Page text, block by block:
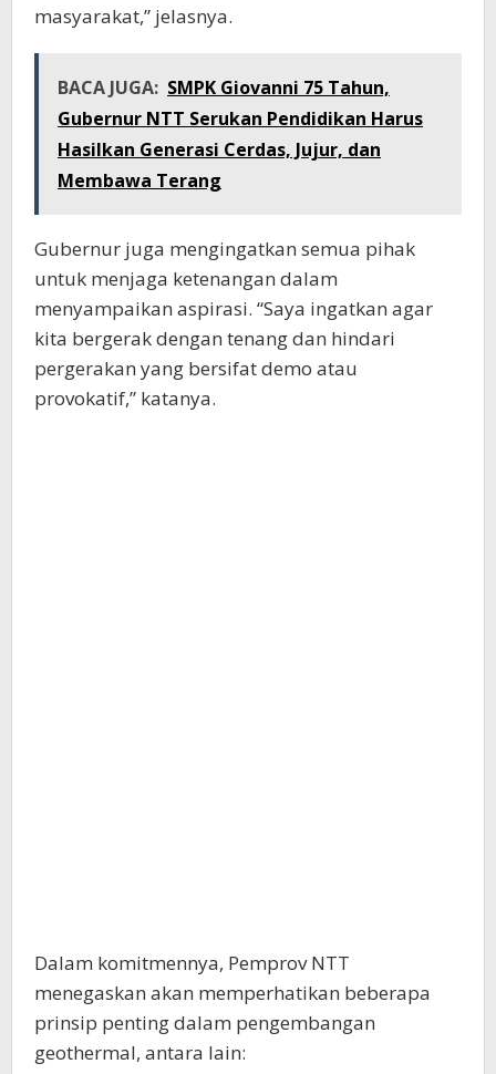
masyarakat,” jelasnya.
BACA JUGA: SMPK Giovanni 75 Tahun,
Gubernur NTT Serukan Pendidikan Harus
Hasilkan Generasi Cerdas, Jujur, dan
Membawa Terang
Gubernur juga mengingatkan semua pihak
untuk menjaga ketenangan dalam
menyampaikan aspirasi. “Saya ingatkan agar
kita bergerak dengan tenang dan hindari
pergerakan yang bersifat demo atau
provokatif,” katanya.
Dalam komitmennya, Pemprov NTT
menegaskan akan memperhatikan beberapa
prinsip penting dalam pengembangan
geothermal, antara lain: